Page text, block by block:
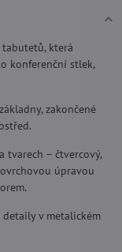
která
konferenční stlek,
zakončené
tvarech – čtvercový,
úpravou
v metalickém